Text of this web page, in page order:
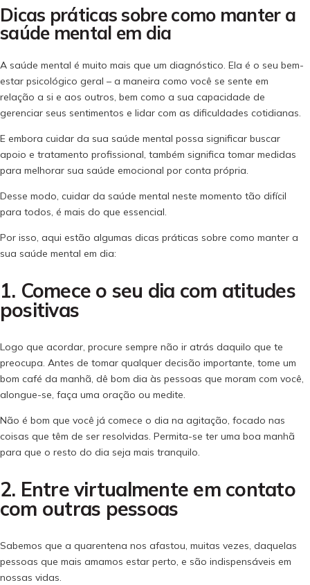
Dicas práticas sobre como manter a
saúde mental em dia
A saúde mental é muito mais que um diagnóstico. Ela é o seu bem-
estar psicológico geral – a maneira como você se sente em
relação a si e aos outros, bem como a sua capacidade de
gerenciar seus sentimentos e lidar com as dificuldades cotidianas.
E embora cuidar da sua saúde mental possa significar buscar
apoio e tratamento profissional, também significa tomar medidas
para melhorar sua saúde emocional por conta própria.
Desse modo, cuidar da saúde mental neste momento tão difícil
para todos, é mais do que essencial.
Por isso, aqui estão algumas dicas práticas sobre como manter a
sua saúde mental em dia:
1. Comece o seu dia com atitudes
positivas
Logo que acordar, procure sempre não ir atrás daquilo que te
preocupa. Antes de tomar qualquer decisão importante, tome um
bom café da manhã, dê bom dia às pessoas que moram com você,
alongue-se, faça uma oração ou medite.
Não é bom que você já comece o dia na agitação, focado nas
coisas que têm de ser resolvidas. Permita-se ter uma boa manhã
para que o resto do dia seja mais tranquilo.
2. Entre virtualmente em contato
com outras pessoas
Sabemos que a quarentena nos afastou, muitas vezes, daquelas
pessoas que mais amamos estar perto, e são indispensáveis em
nossas vidas.